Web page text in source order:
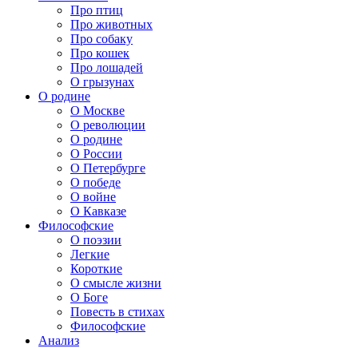
Про птиц
Про животных
Про собаку
Про кошек
Про лошадей
О грызунах
О родине
О Москве
О революции
О родине
О России
О Петербурге
О победе
О войне
О Кавказе
Философские
О поэзии
Легкие
Короткие
О смысле жизни
О Боге
Повесть в стихах
Философские
Анализ